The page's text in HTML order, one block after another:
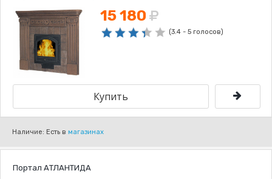
15 180
(3.4 - 5 голосов)
Наличие: Есть в магазинах
Портал АТЛАНТИДА